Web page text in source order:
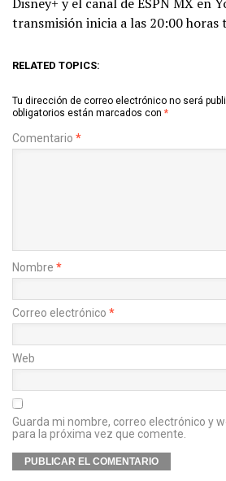
transmisión inicia a las 20:00
RELATED TOPICS:
Tu dirección de correo electrónico no será
obligatorios están marcados con *
Comentario *
Nombre *
Correo electrónico *
Web
Guarda mi nombre, correo electrónico y
para la próxima vez que comente.